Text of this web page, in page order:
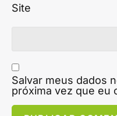
Site
Salvar meus dados
próxima vez que eu